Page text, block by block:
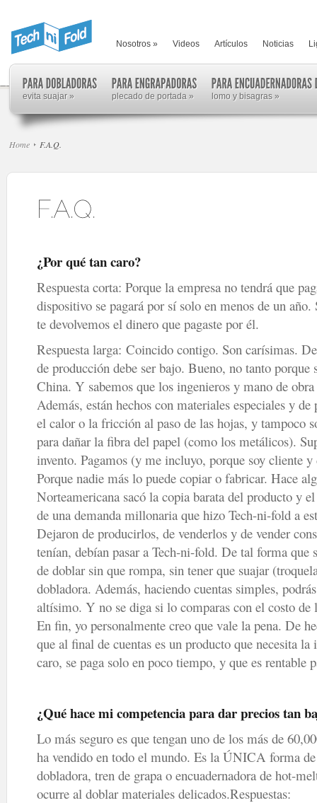
Nosotros » Videos Artículos Noticias
evita suajar» plecado de portada » lomo y bisagras »
Home F.A.Q.
¿Por qué tan caro?
Respuesta corta: Porque la empresa no tendrá que
dispositivo se pagará por sí solo en menos de un
te devolvemos el dinero que pagaste por él.
Respuesta larga: Coincido contigo. Son carísimas.
de producción debe ser bajo. Bueno, no tanto porque
China. Y sabemos que los ingenieros y mano de
Además, están hechos con materiales especiales y
el calor o la fricción al paso de las hojas, y tampoco
para dañar la fibra del papel (como los metálicos).
invento. Pagamos (y me incluyo, porque soy cliente
Porque nadie más lo puede copiar o fabricar. Hace
Norteamericana sacó la copia barata del producto y
de una demanda millonaria que hizo Tech-ni-fold a
Dejaron de producirlos, de venderlos y de vender
tenían, debían pasar a Tech-ni-fold. De tal forma que
de doblar sin que rompa, sin tener que suajar
dobladora. Además, haciendo cuentas simples,
altísimo. Y no se diga si lo comparas con el costo de
En fin, yo personalmente creo que vale la pena. De
que al final de cuentas es un producto que necesita
caro, se paga solo en poco tiempo, y que es rentable
¿Qué hace mi competencia para dar precios tan
Lo más seguro es que tengan uno de los más de
ha vendido en todo el mundo. Es la ÚNICA forma
dobladora, tren de grapa o encuadernadora de hot-
ocurre al doblar materiales delicados.Respuestas: